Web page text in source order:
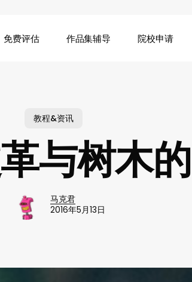
免费评估 作品集辅导 院校申请
教程&资讯
与树木
马克君
2016年5月13日